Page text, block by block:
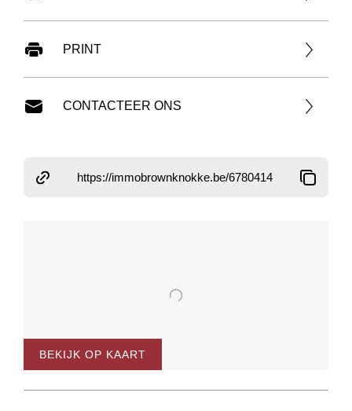
PRINT
CONTACTEER ONS
https://immobrownknokke.be/6780414
BEKIJK OP KAART